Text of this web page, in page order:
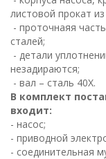
листовой прокат
- проточнаяя
сталей;
- детали
незадираются;
- вал – сталь 40Х.
В комплект
входит:
- насос;
- приводной
- соединительная